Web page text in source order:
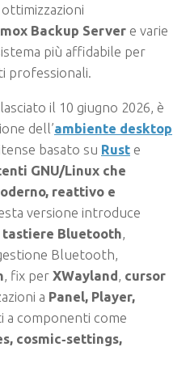
ottimizzazioni
Backup Server e varie
più affidabile per
professionali.
il 10 giugno 2026, è
dell’ambiente desktop
basato su Rust e
GNU/Linux che
reattivo e
versione introduce
tastiere Bluetooth
Bluetooth,
, fix per XWayland cursor
a Panel, Player,
a componenti come
cosmic‑settings,